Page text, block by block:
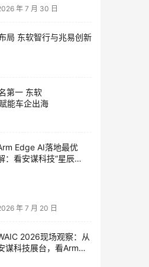
年 7 月 30 日
局 东软智行与兆易创新
第一 东软
能车企出海
Edge AI落地最优
：看安谋科技“星辰
年 7 月 20 日
2026现场观察：从
谋科技展台，看Arm物